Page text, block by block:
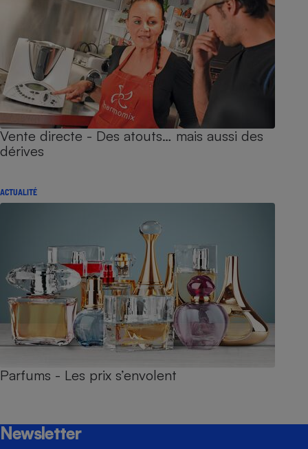
Vente directe - Des atouts… mais aussi des
dérives
ACTUALITÉ
Parfums - Les prix s’envolent
Newsletter